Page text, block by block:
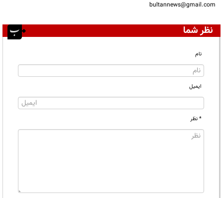
bultannews@gmail.com
نظر شما
نام
ایمیل
* نظر